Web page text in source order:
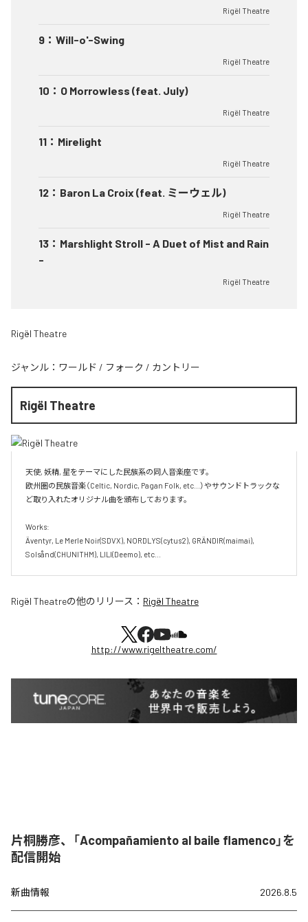
Rigël Theatre
9 ： Will-o'-Swing
Rigël Theatre
10 ： O Morrowless (feat. July)
Rigël Theatre
11 ： Mirelight
Rigël Theatre
12 ： Baron La Croix (feat. ミーウェル)
Rigël Theatre
13 ： Marshlight Stroll - A Duet of Mist and Rain
-
Rigël Theatre
Rigël Theatre
ジャンル： ワールド / フォーク / カントリー
Rigël Theatre
天使, 妖精, 星をテーマにした民族系の同人音楽座です。
欧州圏の民族音楽（Celtic, Nordic, Pagan Folk, etc...）やサウンドトラックな
ど取り入れたオリジナル曲を頒布しております。
Works:
Äventyr, Le Merle Noir(SDVX), NORDLYS(cytus2), GRÄNDIR(maimai),
Solsånd(CHUNITHM), LILI(Deemo), etc...
Rigël Theatreの他のリリース： Rigël Theatre
http://www.rigeltheatre.com/
片桐勝彦、「Acompañamiento al baile flamenco」を
配信開始
新曲情報 2026.8.5